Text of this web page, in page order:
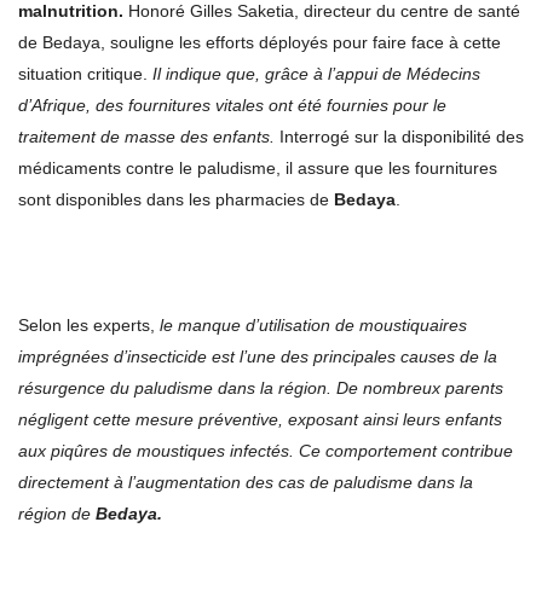
malnutrition. Honoré Gilles Saketia, directeur du centre de santé
de Bedaya, souligne les efforts déployés pour faire face à cette
situation critique. Il indique que, grâce à l’appui de Médecins
d’Afrique, des fournitures vitales ont été fournies pour le
traitement de masse des enfants. Interrogé sur la disponibilité des
médicaments contre le paludisme, il assure que les fournitures
sont disponibles dans les pharmacies de Bedaya.
Selon les experts, le manque d’utilisation de moustiquaires
imprégnées d’insecticide est l’une des principales causes de la
résurgence du paludisme dans la région. De nombreux parents
négligent cette mesure préventive, exposant ainsi leurs enfants
aux piqûres de moustiques infectés. Ce comportement contribue
directement à l’augmentation des cas de paludisme dans la
région de Bedaya.